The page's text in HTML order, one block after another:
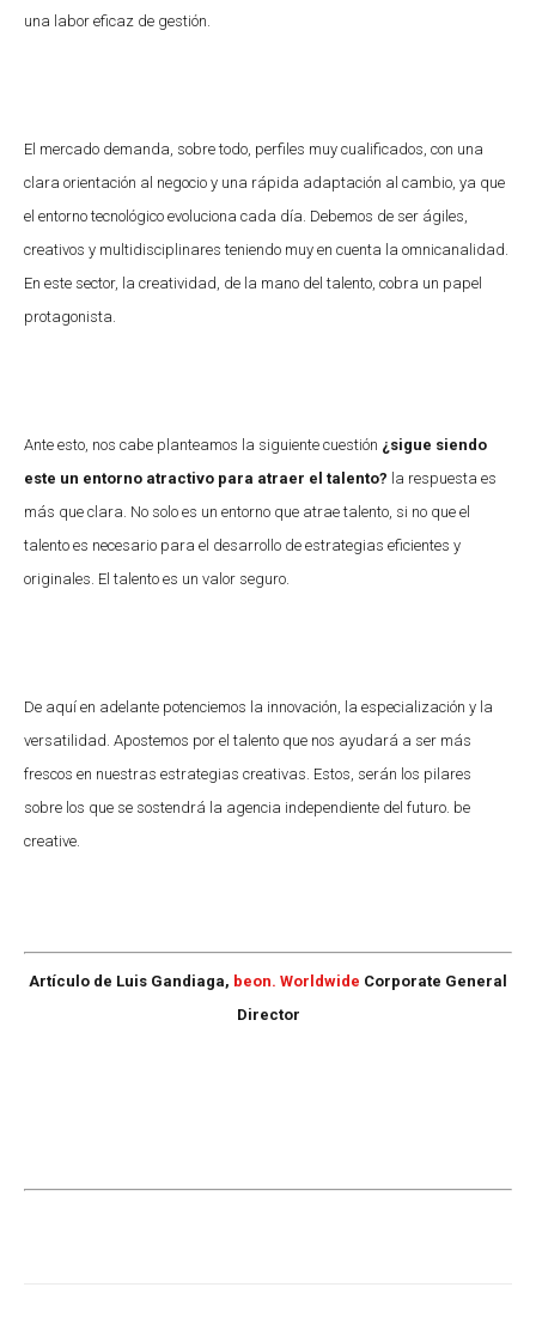
una labor eficaz de gestión.
El mercado demanda, sobre todo, perfiles muy cualificados, con una
clara orientación al negocio y una rápida adaptación al cambio, ya que
el entorno tecnológico evoluciona cada día. Debemos de ser ágiles,
creativos y multidisciplinares teniendo muy en cuenta la omnicanalidad.
En este sector, la creatividad, de la mano del talento, cobra un papel
protagonista.
Ante esto, nos cabe planteamos la siguiente cuestión ¿sigue siendo
este un entorno atractivo para atraer el talento? la respuesta es
más que clara. No solo es un entorno que atrae talento, si no que el
talento es necesario para el desarrollo de estrategias eficientes y
originales. El talento es un valor seguro.
De aquí en adelante potenciemos la innovación, la especialización y la
versatilidad. Apostemos por el talento que nos ayudará a ser más
frescos en nuestras estrategias creativas. Estos, serán los pilares
sobre los que se sostendrá la agencia independiente del futuro. be
creative.
Artículo de Luis Gandiaga, beon. Worldwide Corporate General
Director